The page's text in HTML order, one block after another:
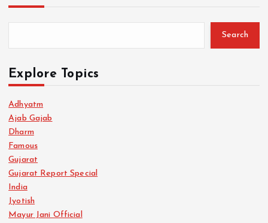
Search
Explore Topics
Adhyatm
Ajab Gajab
Dharm
Famous
Gujarat
Gujarat Report Special
India
Jyotish
Mayur Jani Official